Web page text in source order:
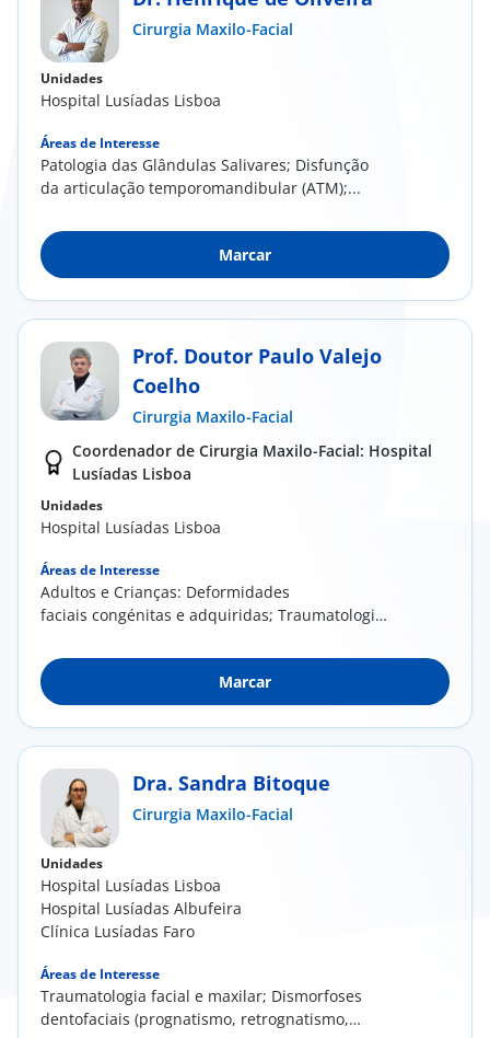
a nós
EN
Cirurgia Maxilo-Facial
Unidades
Hospital Lusíadas Lisboa
Áreas de Interesse
Patologia das Glândulas Salivares; Disfunção
da articulação temporomandibular (ATM);...
Marcar
Prof. Doutor Paulo Valejo
Coelho
Cirurgia Maxilo-Facial
Coordenador de Cirurgia Maxilo-Facial: Hospital
Lusíadas Lisboa
Unidades
Hospital Lusíadas Lisboa
Áreas de Interesse
Adultos e Crianças: ​Deformidades
faciais congénitas e adquiridas; Traumatologia
Marcar
Dra. Sandra Bitoque
Cirurgia Maxilo-Facial
Unidades
Hospital Lusíadas Lisboa
Hospital Lusíadas Albufeira
Clínica Lusíadas Faro
Áreas de Interesse
Traumatologia facial e maxilar; Dismorfoses
dentofaciais (prognatismo, retrognatismo,